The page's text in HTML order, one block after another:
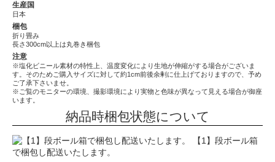
生産国
日本
梱包
折り畳み
長さ300cm以上は丸巻き梱包
注意
※塩化ビニール素材の特性上、温度変化により生地が伸縮がする場合がございま
す。そのためご購入サイズに対して約1cm前後余剰に仕上げておりますので、予め
ご了承下さいませ。
※ご覧のモニターの環境、撮影環境により実物と色味が異なって見える場合が御座
います。
納品時梱包状態について
【1】段ボール箱
で梱包し配送いたします。